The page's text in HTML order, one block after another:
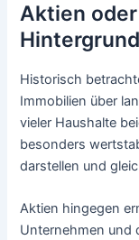
Aktien
Hintergrund
Historisch
Immobilien über
vieler Haushalte
besonders
darstellen und
Aktien hingegen
Unternehmen und